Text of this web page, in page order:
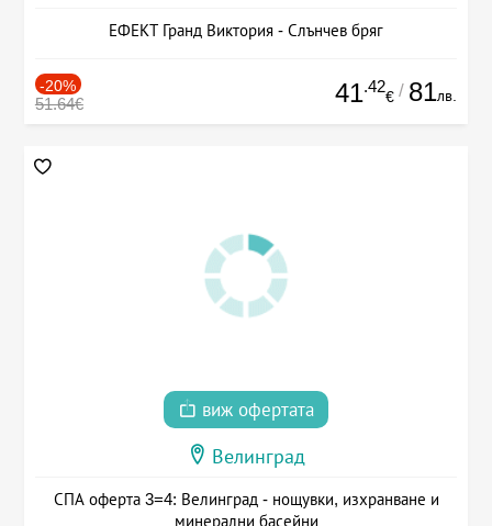
ЕФЕКТ Гранд Виктория - Слънчев бряг
-20%
51.64€ 41.42
€ / 81лв.
виж офертата
Велинград
СПА оферта 3=4: Велинград - нощувки, изхранване и
минерални басейни